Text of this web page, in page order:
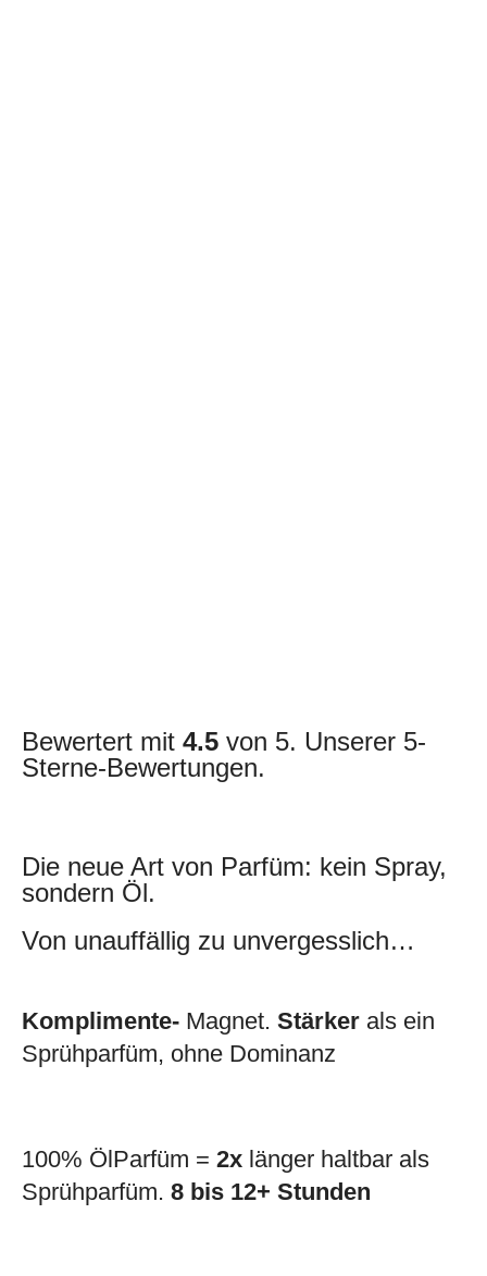
Bewertert mit 4.5 von 5. Unserer 5-
Sterne-Bewertungen.
Die neue Art von Parfüm: kein Spray,
sondern Öl.
Von unauffällig zu unvergesslich…
Komplimente- Magnet. Stärker als ein
Sprühparfüm, ohne Dominanz
100% ÖlParfüm = 2x länger haltbar als
Sprühparfüm. 8 bis 12+ Stunden